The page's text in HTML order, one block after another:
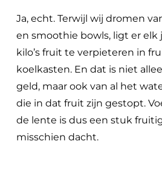
Ja, echt. Terwijl wij dromen
en smoothie bowls, ligt er elk
kilo’s fruit te verpieteren in
koelkasten. En dat is niet
geld, maar ook van al het
die in dat fruit zijn gestopt.
de lente is dus een stuk
misschien dacht.